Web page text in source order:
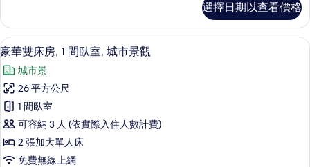
相
片
情
景
觀
的
所
有
相
片
雙
人
房,
市
景
觀
的
詳
情
選擇日期以查看價格
顯
示
豪
華
雙
床
房,
豪華雙床房, 1 間臥室, 城市景觀 | 高
7
豪華雙床房, 1 間臥室, 城市景觀
城市景
26 平方公尺
1 間臥室
可容納 3 人 (依實際入住人數計費)
2 張加大單人床
免費無線上網